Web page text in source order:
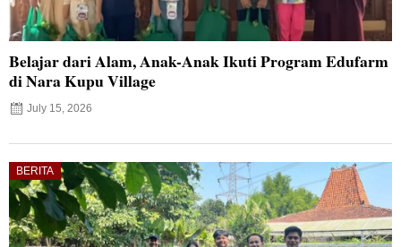
Belajar dari Alam, Anak-Anak Ikuti Program Edufarm
di Nara Kupu Village
July 15, 2026
BERITA